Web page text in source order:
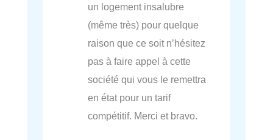
un logement insalubre
(même très) pour quelque
raison que ce soit n’hésitez
pas à faire appel à cette
société qui vous le remettra
en état pour un tarif
compétitif. Merci et bravo.